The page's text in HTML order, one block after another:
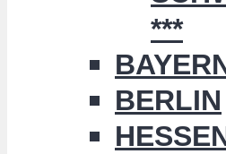
***
BERLIN